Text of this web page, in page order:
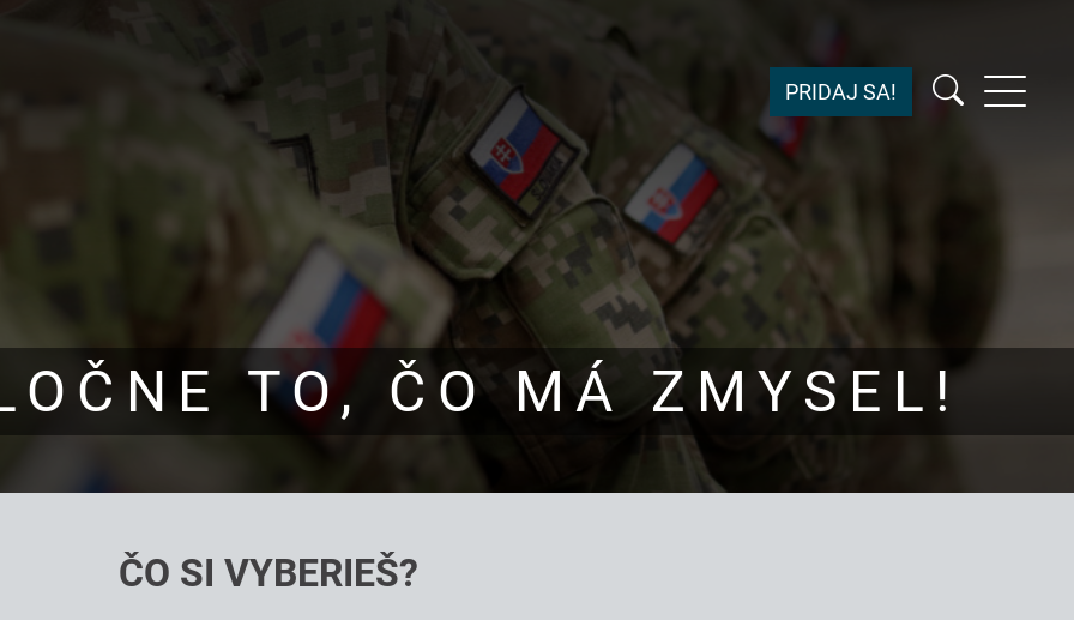
PRIDAJ SA!
TO, ČO MÁ ZMYSEL!
ČO SI VYBERIEŠ?